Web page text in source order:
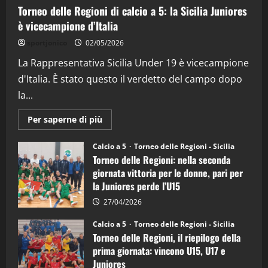
"SportEmpire" in Podcast
“SportEmpire” in Podcast: 26^ Puntata
08/04/2026
Torneo delle Regioni di calcio a 5: la Sicilia Juniores
è vicecampione d’Italia
02/05/2026
La Rappresentativa Sicilia Under 19 è vicecampione
d'Italia. È stato questo il verdetto del campo dopo
la...
Per saperne di più
informazioni
Torneo
delle
Regioni
di
calcio
a
5:
la
Juniores
è
vicecampione
d’Italia
Calcio a 5 Torneo delle Regioni - Sicilia
Torneo delle Regioni: nella seconda
giornata vittoria per le donne, pari per
la Juniores perde l’U15
27/04/2026
Calcio a 5 Torneo delle Regioni - Sicilia
Torneo delle Regioni, il riepilogo della
prima giornata: vincono U15, U17 e
Juniores